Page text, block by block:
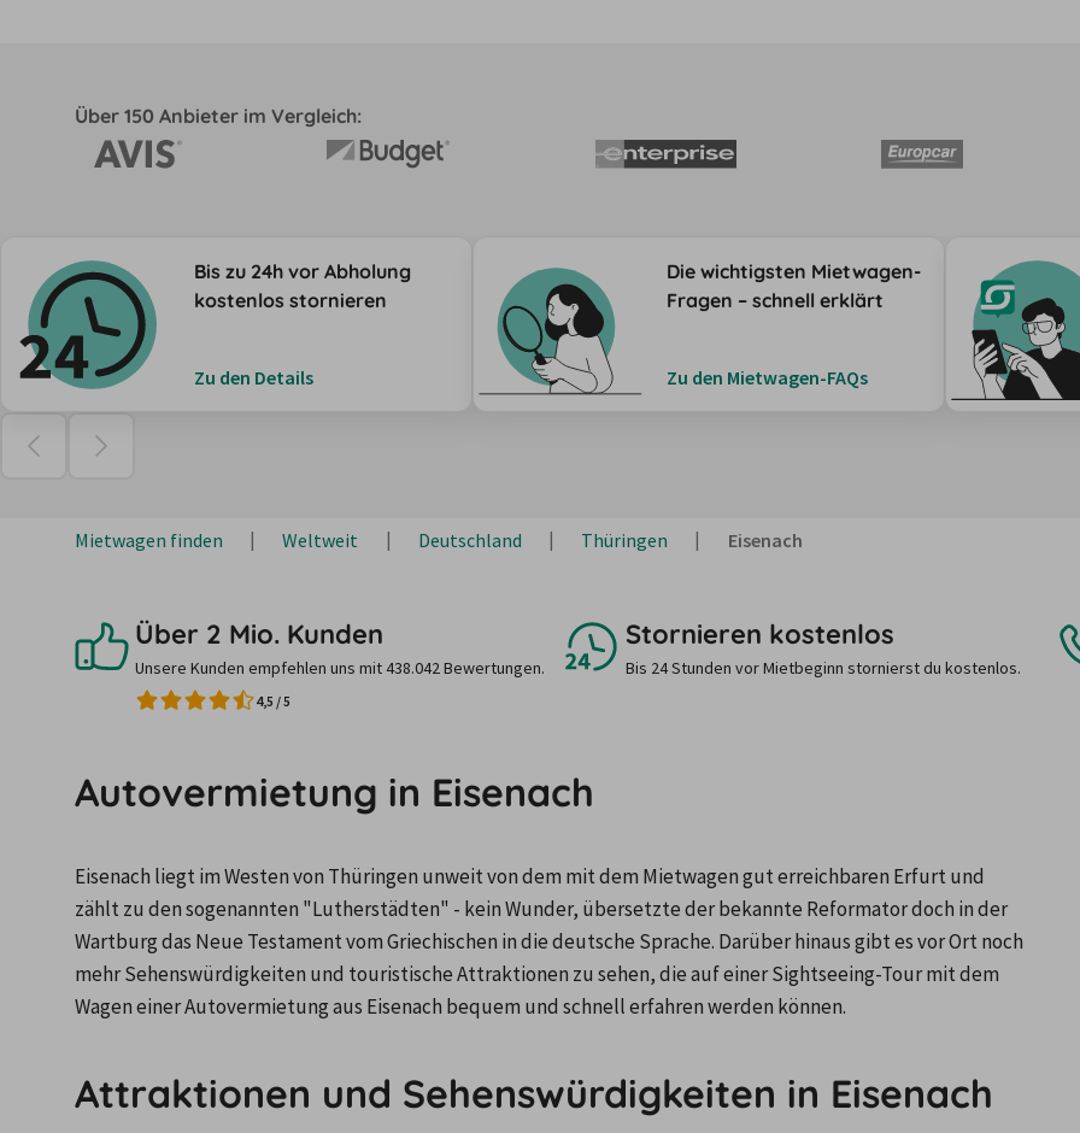
Über 150 Anbieter im Vergleich:
Bis zu 24h vor Abholung
kostenlos stornieren
Zu den Details
Die wichtigsten Mietwagen-
Fragen – schnell erklärt
Zu den Mietwagen-FAQs
Mietwagen finden Weltweit Deutschland Thüringen Eisenach
Über 2 Mio. Kunden
Unsere Kunden empfehlen uns mit 438.042 Bewertungen.
4,5 /5
Stornieren kostenlos
Bis 24 Stunden vor Mietbeginn stornierst du kostenlos.
Autovermietung in Eisenach
Eisenach liegt im Westen von Thüringen unweit von dem mit dem Mietwagen gut erreichbaren Erfurt und
zählt zu den sogenannten "Lutherstädten" - kein Wunder, übersetzte der bekannte Reformator doch in der
Wartburg das Neue Testament vom Griechischen in die deutsche Sprache. Darüber hinaus gibt es vor Ort noch
mehr Sehenswürdigkeiten und touristische Attraktionen zu sehen, die auf einer Sightseeing-Tour mit dem
Wagen einer Autovermietung aus Eisenach bequem und schnell erfahren werden können.
Attraktionen und Sehenswürdigkeiten in Eisenach